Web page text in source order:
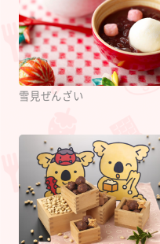
雪見ぜんざい